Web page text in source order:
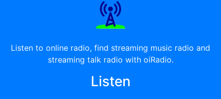
Listen to online radio, find streaming music radio and
streaming talk radio with oiRadio.
Listen